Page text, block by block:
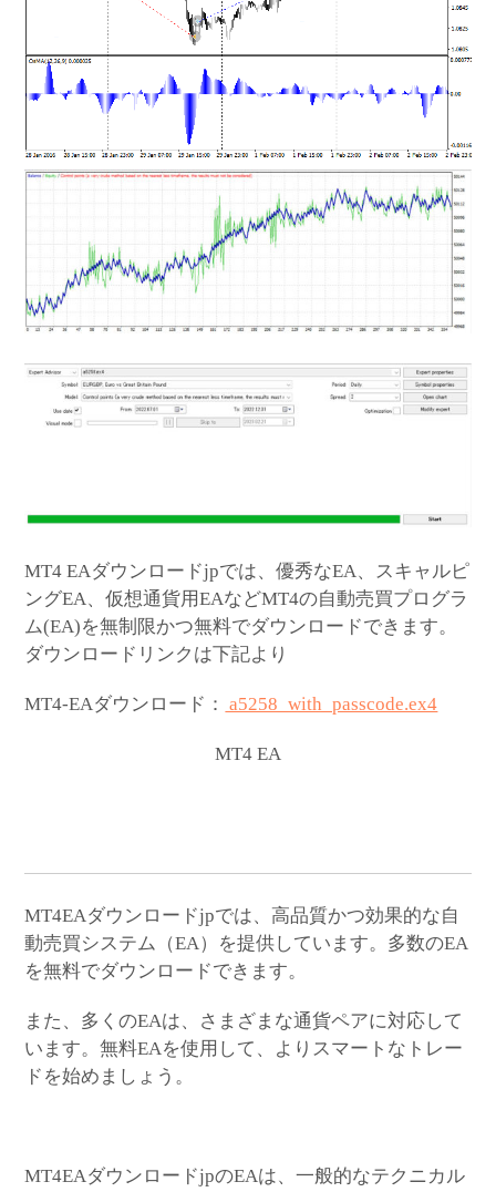
MT4 EAダウンロードjpでは、優秀なEA、スキャルピ
ングEA、仮想通貨用EAなどMT4の自動売買プログラ
ム(EA)を無制限かつ無料でダウンロードできます。
ダウンロードリンクは下記より
MT4-EAダウンロード： a5258_with_passcode.ex4
MT4 EA
MT4EAダウンロードjpでは、高品質かつ効果的な自
動売買システム（EA）を提供しています。多数のEA
を無料でダウンロードできます。
また、多くのEAは、さまざまな通貨ペアに対応して
います。無料EAを使用して、よりスマートなトレー
ドを始めましょう。
MT4EAダウンロードjpのEAは、一般的なテクニカル